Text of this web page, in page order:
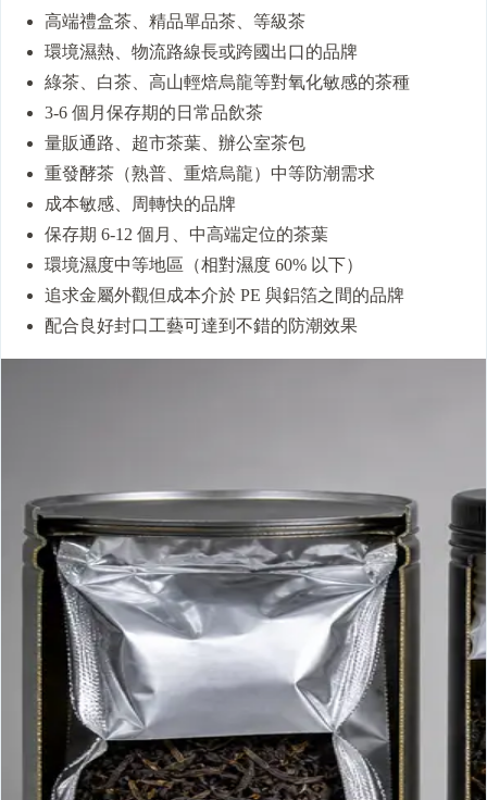
高端禮盒茶、精品單品茶、等級茶
環境濕熱、物流路線長或跨國出口的品牌
綠茶、白茶、高山輕焙烏龍等對氧化敏感的茶種
3-6 個月保存期的日常品飲茶
量販通路、超市茶葉、辦公室茶包
重發酵茶（熟普、重焙烏龍）中等防潮需求
成本敏感、周轉快的品牌
保存期 6-12 個月、中高端定位的茶葉
環境濕度中等地區（相對濕度 60% 以下）
追求金屬外觀但成本介於 PE 與鋁箔之間的品牌
配合良好封口工藝可達到不錯的防潮效果